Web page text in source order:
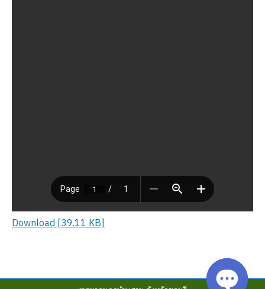
Download [39.11 KB]